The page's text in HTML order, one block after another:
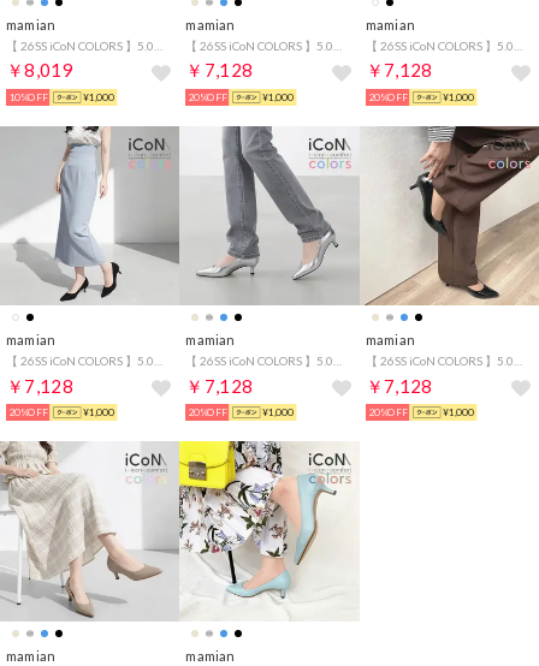
mamian
￥8,019
10%OFF ¥1,000
mamian
￥7,128
20%OFF ¥1,000
mamian
￥7,128
20%OFF ¥1,000
mamian
￥7,128
20%OFF ¥1,000
mamian
￥7,128
20%OFF ¥1,000
mamian
￥7,128
20%OFF ¥1,000
mamian mamian